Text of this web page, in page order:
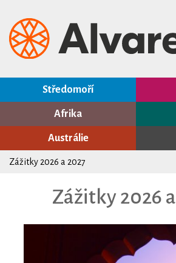
Středomoří
Afrika
Austrálie
Zážitky 2026 a 2027
Zážitky 2026